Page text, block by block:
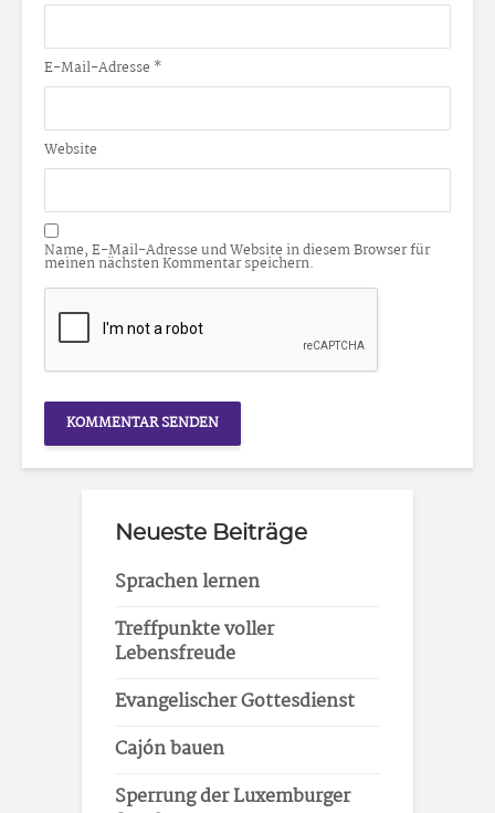
E-Mail-Adresse *
Website
Name, E-Mail-Adresse und Website in diesem Browser für
meinen nächsten Kommentar speichern.
Neueste Beiträge
Sprachen lernen
Treffpunkte voller
Lebensfreude
Evangelischer Gottesdienst
Cajón bauen
Sperrung der Luxemburger